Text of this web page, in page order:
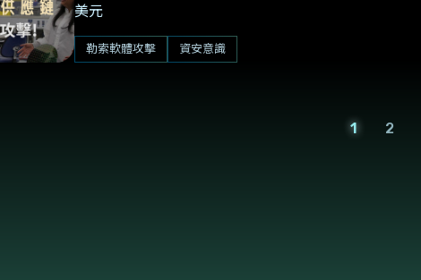
美元
勒索軟體攻擊 資安意識
1 2